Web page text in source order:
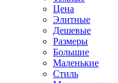
Цена
Элитные
Дешевые
Размеры
Большие
Маленькие
Стиль